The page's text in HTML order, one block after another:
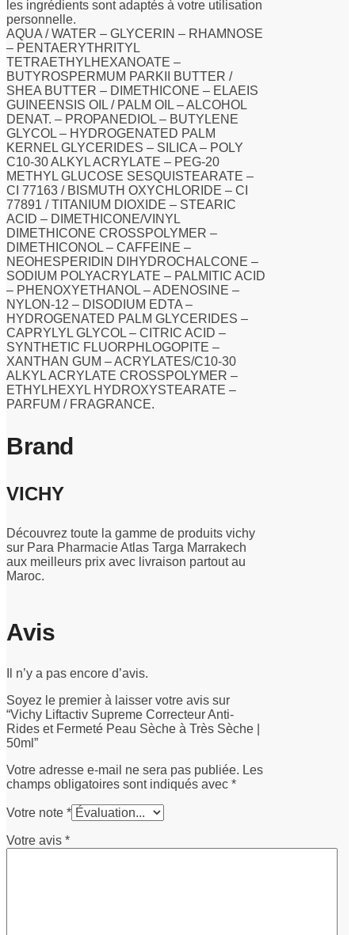
les ingrédients sont adaptés à votre utilisation
personnelle.
AQUA / WATER – GLYCERIN – RHAMNOSE
– PENTAERYTHRITYL
TETRAETHYLHEXANOATE –
BUTYROSPERMUM PARKII BUTTER /
SHEA BUTTER – DIMETHICONE – ELAEIS
GUINEENSIS OIL / PALM OIL – ALCOHOL
DENAT. – PROPANEDIOL – BUTYLENE
GLYCOL – HYDROGENATED PALM
KERNEL GLYCERIDES – SILICA – POLY
C10-30 ALKYL ACRYLATE – PEG-20
METHYL GLUCOSE SESQUISTEARATE –
CI 77163 / BISMUTH OXYCHLORIDE – CI
77891 / TITANIUM DIOXIDE – STEARIC
ACID – DIMETHICONE/VINYL
DIMETHICONE CROSSPOLYMER –
DIMETHICONOL – CAFFEINE –
NEOHESPERIDIN DIHYDROCHALCONE –
SODIUM POLYACRYLATE – PALMITIC ACID
– PHENOXYETHANOL – ADENOSINE –
NYLON-12 – DISODIUM EDTA –
HYDROGENATED PALM GLYCERIDES –
CAPRYLYL GLYCOL – CITRIC ACID –
SYNTHETIC FLUORPHLOGOPITE –
XANTHAN GUM – ACRYLATES/C10-30
ALKYL ACRYLATE CROSSPOLYMER –
ETHYLHEXYL HYDROXYSTEARATE –
PARFUM / FRAGRANCE.
Brand
VICHY
Découvrez toute la gamme de produits vichy
sur Para Pharmacie Atlas Targa Marrakech
aux meilleurs prix avec livraison partout au
Maroc.
Avis
Il n’y a pas encore d’avis.
Soyez le premier à laisser votre avis sur
“Vichy Liftactiv Supreme Correcteur Anti-
Rides et Fermeté Peau Sèche à Très Sèche |
50ml”
Votre adresse e-mail ne sera pas publiée. Les
champs obligatoires sont indiqués avec *
Votre note *
Votre avis *